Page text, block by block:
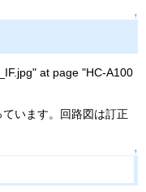
↑
at page "HC-A100
います。回路図は訂正
↑